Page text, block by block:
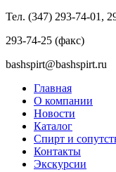
Тел. (347) 293-74-01,
293-74-25 (факс)
bashspirt@bashspirt.ru
Главная
О компании
Новости
Каталог
Спирт и
Контакты
Экскурсии